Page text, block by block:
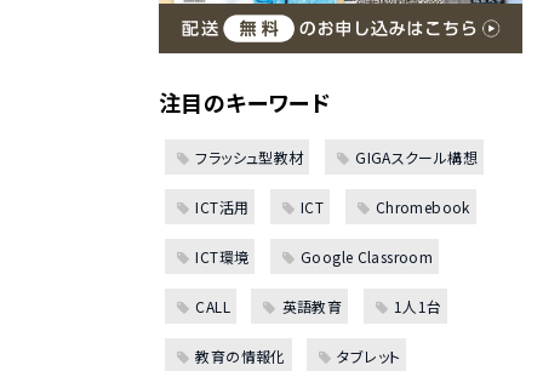
注目のキーワード
フラッシュ型教材 GIGAスクール構想
ICT活用 ICT Chromebook
ICT環境 Google Classroom
CALL 英語教育 1人1台
教育の情報化 タブレット